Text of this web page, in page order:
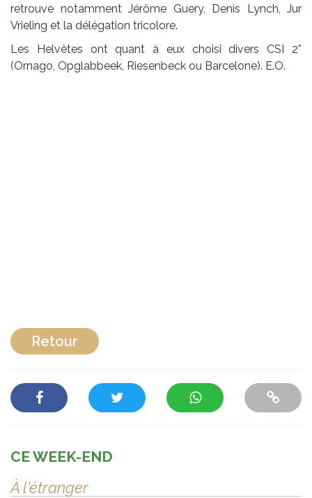
retrouve notamment Jérôme Guery, Denis Lynch, Jur
Vrieling et la délégation tricolore.
Les Helvètes ont quant à eux choisi divers CSI 2*
(Ornago, Opglabbeek, Riesenbeck ou Barcelone). E.O.
Retour
CE WEEK-END
À l'étranger